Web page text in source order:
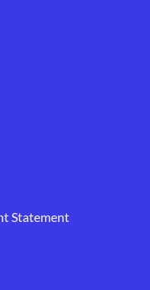
Statement